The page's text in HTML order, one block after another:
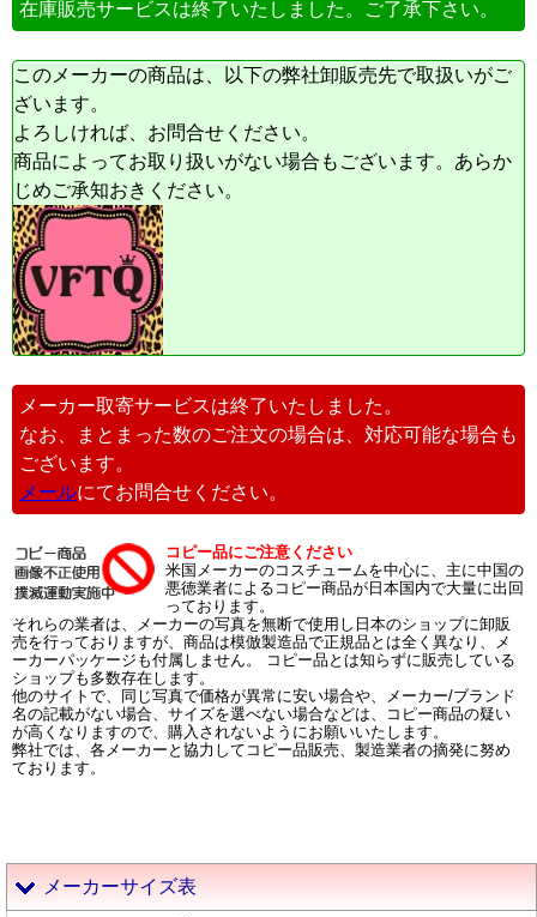
在庫販売サービスは終了いたしました。ご了承下さい。
このメーカーの商品は、以下の弊社卸販売先で取扱いがご
ざいます。
よろしければ、お問合せください。
商品によってお取り扱いがない場合もございます。あらか
じめご承知おきください。
メーカー取寄サービスは終了いたしました。
なお、まとまった数のご注文の場合は、対応可能な場合も
ございます。
メールにてお問合せください。
コピー品にご注意ください
米国メーカーのコスチュームを中心に、主に中国の
悪徳業者によるコピー商品が日本国内で大量に出回
っております。
それらの業者は、メーカーの写真を無断で使用し日本のショップに卸販
売を行っておりますが、商品は模倣製造品で正規品とは全く異なり、メ
ーカーパッケージも付属しません。 コピー品とは知らずに販売している
ショップも多数存在します。
他のサイトで、同じ写真で価格が異常に安い場合や、メーカー/ブランド
名の記載がない場合、サイズを選べない場合などは、コピー商品の疑い
が高くなりますので、購入されないようにお願いいたします。
弊社では、各メーカーと協力してコピー品販売、製造業者の摘発に努め
ております。
メーカーサイズ表